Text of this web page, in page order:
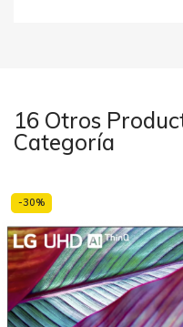
16 Otros
Categoría
-30%